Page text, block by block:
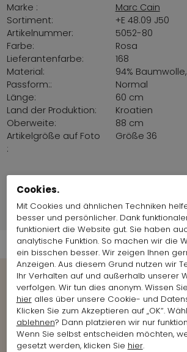
Marke :
Marc Cain
Sortiment:
+E 48.09 J50
Artikelnummer:
5052-80
Farbe:
Rosa
Lieferantenfarbe:
168
Material:
94%
Passform::
Normal
Länge:
60 cm
Land der Produktion:
Kroatien
Oberweite:
88 cm
Artikelgröße auf Foto
:
Größe 36
Mode-Modell info
Versandinformationen
Weitere Looks der Marke
Marc Cain
Cookies.
Mit Cookies und ähnlichen Techniken
besser und persönlicher. Dank
funktioniert die Website gut. Sie haben
analytische Funktion. So machen wir die
ein bisschen besser. Wir zeigen Ihnen
Anzeigen. Aus diesem Grund nutzen wir
Ihr Verhalten auf und außerhalb unserer
verfolgen. Wir tun dies anonym. Wissen
hieralles über unsere Cookie- und
Klicken Sie zum Akzeptieren auf „OK“.
ablehnen? Dann platzieren wir nur
Wenn Sie selbst entscheiden möchten,
gesetzt werden, klicken Sie hier.